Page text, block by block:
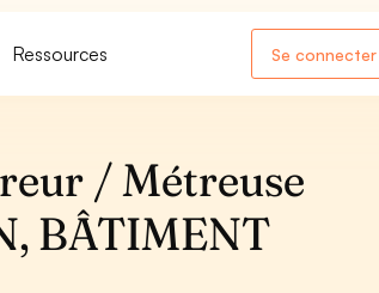
Ressources Se connecter
/ Métreuse
BÂTIMENT